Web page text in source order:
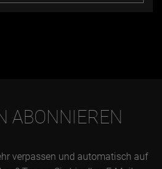
ABONNIEREN
verpassen und automatisch auf